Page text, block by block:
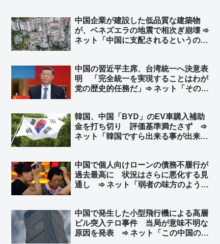
中国企業が建設した低品質な建築物
が、ベネズエラの地震で相次ぎ崩壊 ➾
ネット「中国に支配されるというのは
り、多くの日本国民が建築物の下敷き
に…」
中国の習近平主席、台湾統一へ決意表
明 「完全統一を実現することはわが
党の歴史的任務だ」➾ ネット「そのた
韓国、中国「BYD」のEV車購入補助
金を打ち切り 評価基準満たさず ➾
ネット「韓国ですら出来る事が出来な
中国で個人向けローンの債務不履行が
過去最高に 状況はさらに悪化する見
通し ➾ ネット「弱者の味方のように
中国で発生した小型飛行機による高層
ビル突入テロ事件 当局が意味不明な
原因を発表 ➾ ネット「この中国のシ